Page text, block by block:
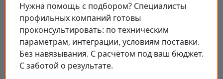
Нужна помощь с подбором? Специалисты
профильных компаний готовы
проконсультировать: по техническим
параметрам, интеграции, условиям поставки.
Без навязывания. С расчётом под ваш бюджет.
С заботой о результате.